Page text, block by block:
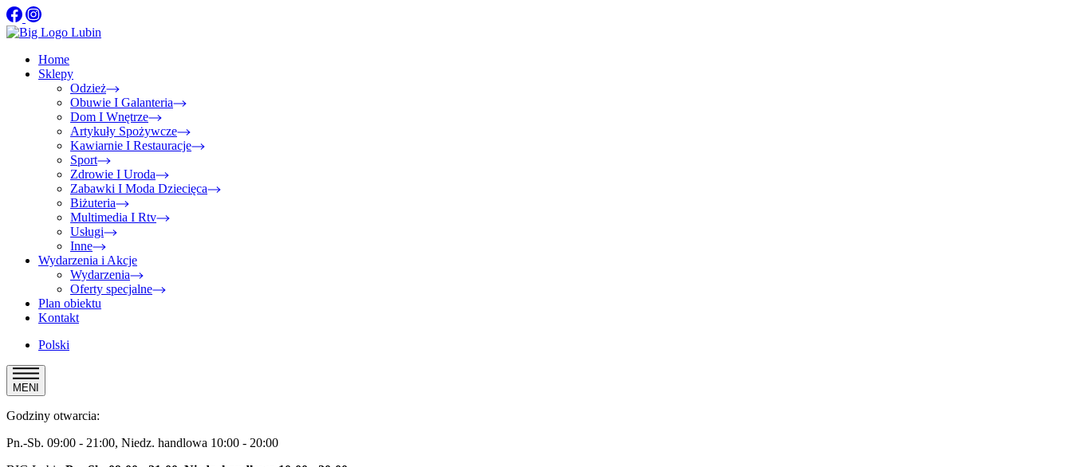
Home
Sklepy
Odzież
Obuwie I Galanteria
Dom I Wnętrze
Artykuły Spożywcze
Kawiarnie I Restauracje
Sport
Zdrowie I Uroda
Zabawki I Moda Dziecięca
Biżuteria
Multimedia I Rtv
Usługi
Inne
Wydarzenia i Akcje
Wydarzenia
Oferty specjalne
Plan obiektu
Kontakt
Polski
MENI
Godziny otwarcia:
Pn.-Sb. 09:00 - 21:00, Niedz. handlowa 10:00 - 20:00